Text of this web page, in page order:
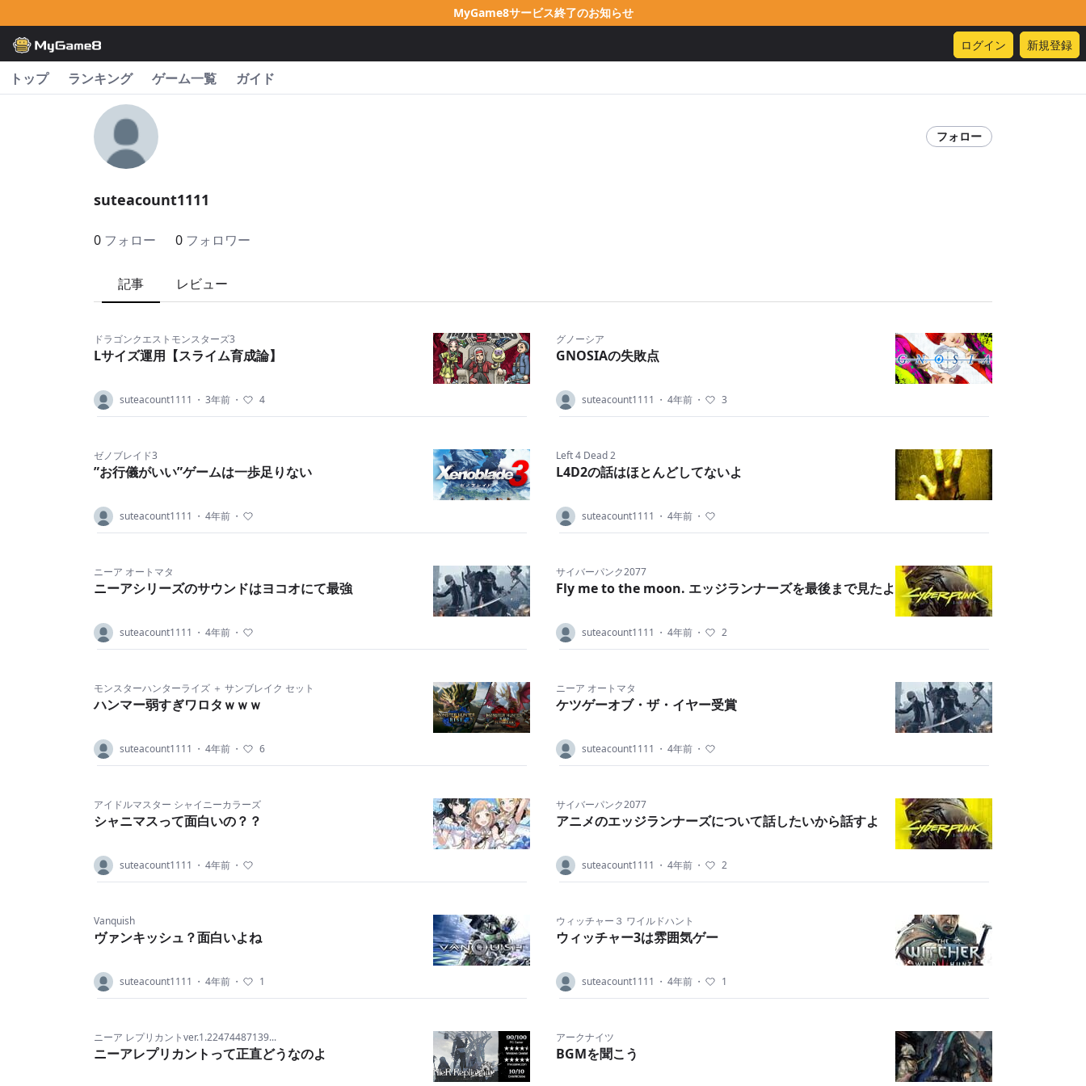
MyGame8サービス終了のお知らせ
ログイン 新規登録
トップ ランキング ゲーム一覧 ガイド
フォロー
suteacount1111
0 フォロー 0 フォロワー
記事 レビュー
ドラゴンクエストモンスターズ3
Lサイズ運用【スライム育成論】
suteacount1111 ・ 3年前 ・ 4
グノーシア
GNOSIAの失敗点
suteacount1111 ・ 4年前 ・ 3
ゼノブレイド3
”お行儀がいい”ゲームは一歩足りない
suteacount1111 ・ 4年前 ・
Left 4 Dead 2
L4D2の話はほとんどしてないよ
suteacount1111 ・ 4年前 ・
ニーア オートマタ
ニーアシリーズのサウンドはヨコオにて最強
suteacount1111 ・ 4年前 ・
サイバーパンク2077
Fly me to the moon. エッジランナーズを最後まで見たよ
suteacount1111 ・ 4年前 ・ 2
モンスターハンターライズ ＋ サンブレイク セット
ハンマー弱すぎワロタｗｗｗ
suteacount1111 ・ 4年前 ・ 6
ニーア オートマタ
ケツゲーオブ・ザ・イヤー受賞
suteacount1111 ・ 4年前 ・
アイドルマスター シャイニーカラーズ
シャニマスって面白いの？？
suteacount1111 ・ 4年前 ・
サイバーパンク2077
アニメのエッジランナーズについて話したいから話すよ
suteacount1111 ・ 4年前 ・ 2
Vanquish
ヴァンキッシュ？面白いよね
suteacount1111 ・ 4年前 ・ 1
ウィッチャー３ ワイルドハント
ウィッチャー3は雰囲気ゲー
suteacount1111 ・ 4年前 ・ 1
ニーア レプリカントver.1.22474487139...
ニーアレプリカントって正直どうなのよ
アークナイツ
BGMを聞こう